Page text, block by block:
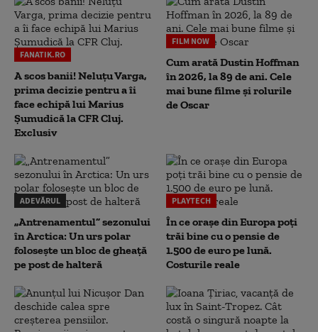
FANATIK.RO
A scos banii! Neluțu Varga,
prima decizie pentru a îi
face echipă lui Marius
Șumudică la CFR Cluj.
Exclusiv
FILM NOW
Cum arată Dustin Hoffman
în 2026, la 89 de ani. Cele
mai bune filme și rolurile
de Oscar
ADEVĂRUL
„Antrenamentul” sezonului
în Arctica: Un urs polar
folosește un bloc de gheață
pe post de halteră
PLAYTECH
În ce orașe din Europa poți
trăi bine cu o pensie de
1.500 de euro pe lună.
Costurile reale